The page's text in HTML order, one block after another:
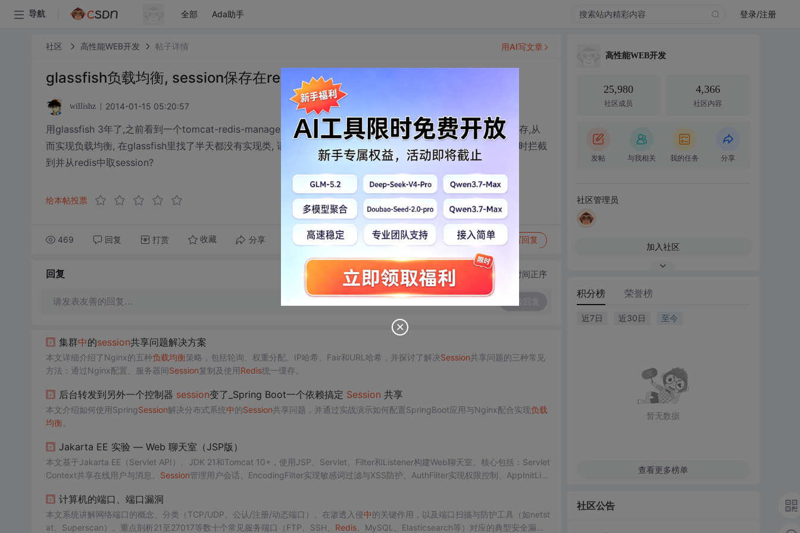
导航 全部 Ada助手 登录/注册
社区 高性能WEB开发 帖子详情
glassfish负载均衡, session保存在redis或memcached中
willishz 2014-01-15 05:20:57
用glassfish 3年了,之前看到一个tomcat-redis-manager的开源组件,支持把tomcat的http session放到redis中保存,从
而实现负载均衡, 在glassfish里找了半天都没有实现类, 请问在glassfish里怎么配, 或在servlet里怎么在取session时拦截
到并从redis中取session?
给本帖投票
469 回复 打赏 收藏 分享 转发到动态 举报 写回复
用AI写文章
回复 切换为时间正序
请发表友善的回复…
集群中的session共享问题解决方案
本文详细介绍了Nginx的五种负载均衡策略，包括轮询、权重分配、IP哈希、Fair和URL哈希，并探讨了解决Session共享问题的三种常见
方法：通过Nginx配置、服务器间Session复制及使用Redis统一缓存。
后台转发到另外一个控制器 session变了_Spring Boot一个依赖搞定 Session 共享
本文介绍如何使用SpringSession解决分布式系统中的Session共享问题，并通过实战演示如何配置SpringBoot应用与Nginx配合实现负载
均衡。
Jakarta EE 实验 — Web 聊天室（JSP版）
本文基于Jakarta EE（Servlet API）、JDK 21和Tomcat 10+，使用JSP、Servlet、Filter和Listener构建Web聊天室。核心包括：Servlet
Context共享在线用户与消息、 Session管理用户会话、EncodingFilter实现敏感词过滤与XSS防护、AuthFilter实现权限控制、AppInitList
计算机的端口、端口漏洞
本文系统讲解网络端口的概念、分类（TCP/UDP、公认/注册/动态端口）、在渗透入侵中的关键作用，以及端口扫描与防护工具（如netst
at、Superscan）。重点剖析21至27017等数十个常见服务端口（FTP、SSH、 Redis、MySQL、Elasticsearch等）对应的典型安全漏
高性能WEB开发
25,980
社区成员
4,366
社区内容
发帖 与我相关 我的任务 分享
社区管理员
加入社区
积分榜 荣誉榜
近7日 近30日 至今
暂无数据
查看更多榜单
社区公告